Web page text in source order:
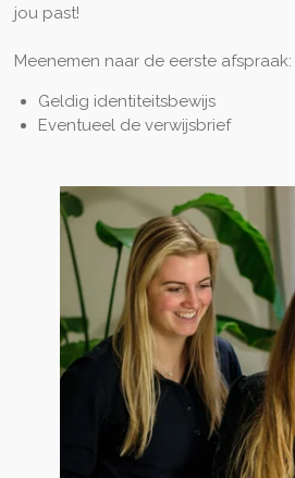
jou past!
Meenemen naar de eerste afspraak:
Geldig identiteitsbewijs
Eventueel de verwijsbrief